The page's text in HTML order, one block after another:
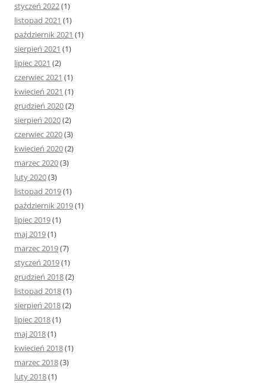
styczeń 2022(1)
listopad 2021 (1)
październik 2021 (1)
sierpień 2021 (1)
lipiec 2021 (2)
czerwiec 2021 (1)
kwiecień 2021 (1)
grudzień 2020(2)
sierpień 2020(2)
czerwiec 2020(3)
kwiecień 2020(2)
marzec 2020(3)
luty 2020(3)
listopad 2019(1)
październik 2019(1)
lipiec 2019(1)
maj 2019(1)
marzec 2019(7)
styczeń 2019(1)
grudzień 2018(2)
listopad 2018(1)
sierpień 2018(2)
lipiec 2018(1)
maj 2018(1)
kwiecień 2018(1)
marzec 2018(3)
luty 2018(1)